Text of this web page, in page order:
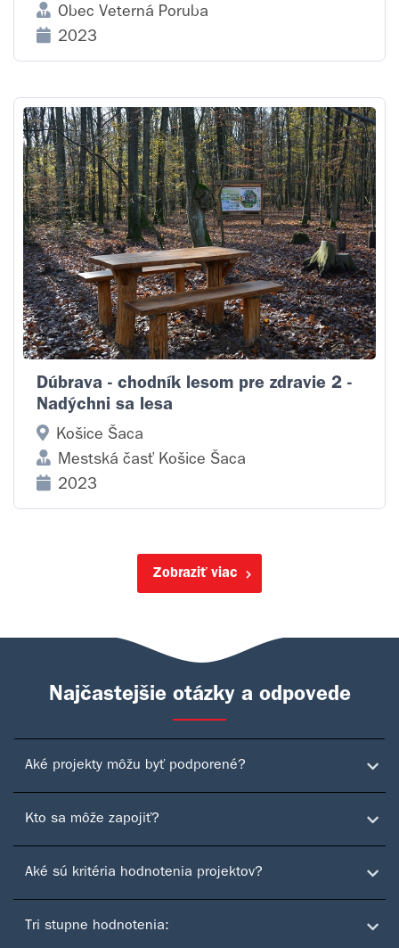
Obec Veterná Poruba
2023
Dúbrava - chodník lesom pre zdravie 2 -
Nadýchni sa lesa
Košice Šaca
Mestská časť Košice Šaca
2023
Zobraziť viac
Najčastejšie otázky a odpovede
Aké projekty môžu byť podporené?
Kto sa môže zapojiť?
Aké sú kritéria hodnotenia projektov?
Tri stupne hodnotenia: